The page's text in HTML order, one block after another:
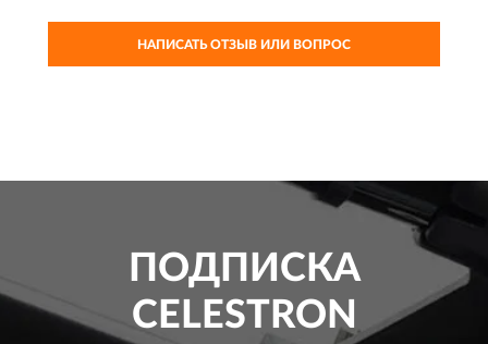
НАПИСАТЬ ОТЗЫВ ИЛИ ВОПРОС
ПОДПИСКА
CELESTRON